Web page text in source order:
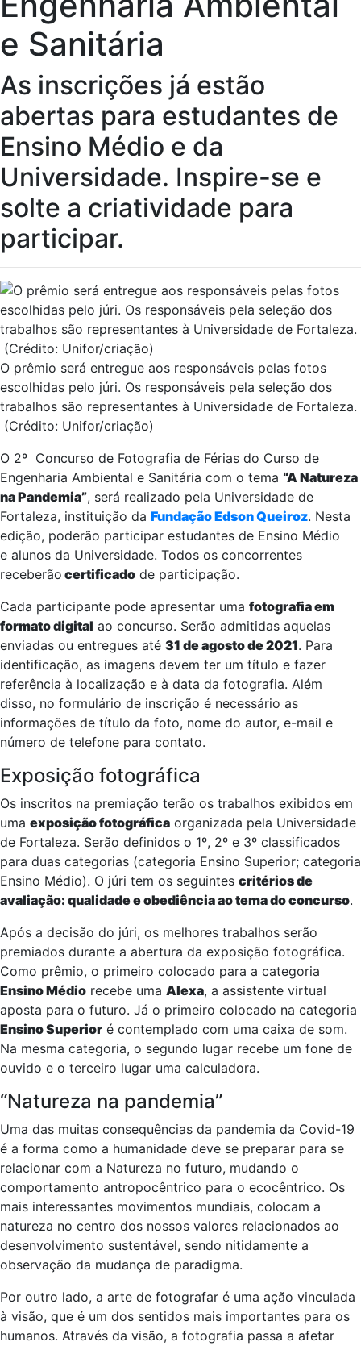
e Sanitária
As inscrições já estão
abertas para estudantes de
Ensino Médio e da
Universidade. Inspire-se e
solte a criatividade para
participar.
O prêmio será entregue aos responsáveis pelas fotos
escolhidas pelo júri. Os responsáveis pela seleção dos
trabalhos são representantes à Universidade de Fortaleza.
(Crédito: Unifor/criação)
O 2º Concurso de Fotografia de Férias do Curso de
Engenharia Ambiental e Sanitária com o tema “A Natureza
na Pandemia”, será realizado pela Universidade de
Fortaleza, instituição da Fundação Edson Queiroz. Nesta
edição, poderão participar estudantes de Ensino Médio
e alunos da Universidade. Todos os concorrentes
receberão certificado de participação.
Cada participante pode apresentar uma fotografia em
formato digital ao concurso. Serão admitidas aquelas
enviadas ou entregues até 31 de agosto de 2021. Para
identificação, as imagens devem ter um título e fazer
referência à localização e à data da fotografia. Além
disso, no formulário de inscrição é necessário as
informações de título da foto, nome do autor, e-mail e
número de telefone para contato.
Exposição fotográfica
Os inscritos na premiação terão os trabalhos exibidos em
uma exposição fotográfica organizada pela Universidade
de Fortaleza. Serão definidos o 1º, 2º e 3º classificados
para duas categorias (categoria Ensino Superior; categoria
Ensino Médio). O júri tem os seguintes critérios de
avaliação: qualidade e obediência ao tema do concurso.
Após a decisão do júri, os melhores trabalhos serão
premiados durante a abertura da exposição fotográfica.
Como prêmio, o primeiro colocado para a categoria
Ensino Médio recebe uma Alexa, a assistente virtual
aposta para o futuro. Já o primeiro colocado na categoria
Ensino Superior é contemplado com uma caixa de som.
Na mesma categoria, o segundo lugar recebe um fone de
ouvido e o terceiro lugar uma calculadora.
“Natureza na pandemia”
Uma das muitas consequências da pandemia da Covid-19
é a forma como a humanidade deve se preparar para se
relacionar com a Natureza no futuro, mudando o
comportamento antropocêntrico para o ecocêntrico. Os
mais interessantes movimentos mundiais, colocam a
natureza no centro dos nossos valores relacionados ao
desenvolvimento sustentável, sendo nitidamente a
observação da mudança de paradigma.
Por outro lado, a arte de fotografar é uma ação vinculada
à visão, que é um dos sentidos mais importantes para os
humanos. Através da visão, a fotografia passa a afetar